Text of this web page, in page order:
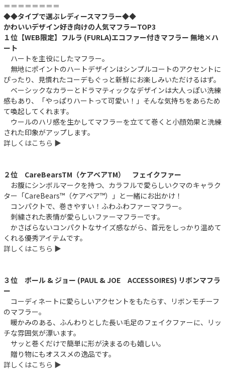
＝＝＝＝＝＝＝＝
◆◆タイプで選ぶレディースマフラー◆◆
かわいいデザイン好き向けの人気マフラーTOP3
１位【WEB限定】フルラ (FURLA)エコファー付きマフラー 無地×ハ
ート
ハートを主役にしたマフラー。
無地にポイントのハートデザインはシンプルコートのアクセントに
ぴったり、見慣れたコーデもぐっと新鮮にお楽しみいただけるはず。
ベーシックなカラーとドラマティックなデザインは大人っぽい洗練
感もあり、「やっぱりハートって可愛い！」そんな気持ちをあらため
て喚起してくれます。
ウールのハリ感を生かしてマフラーを立てて巻くと小顔効果と洗練
された印象がアップします。
詳しくはこちら ▶︎
２位 CareBearsTM（ケアベアTM） フェイクファー
お腹にシンボルマークを持つ、カラフルで愛らしいクマのキャラク
ター「CareBears™（ケアベア™）」と一緒にお出かけ！
コンパクトで、巻きやすい！ふわふわファーマフラー。
刺繍された表情が愛らしいファーマフラーです。
かさばらないコンパクトなサイズ感ながら、首元をしっかり温めて
くれる優秀アイテムです。
詳しくはこちら ▶︎
３位 ポール & ジョー (PAUL & JOE ACCESSOIRES) リボンマフラ
ー
コーディネートに愛らしいアクセントをもたらす、リボンモチーフ
のマフラー。
暖かみのある、ふんわりとした長い毛足のフェイクファーに、リッ
チな雰囲気が漂います。
サッと巻くだけで簡単に形が決まるのも嬉しい。
贈り物にもオススメの逸品です。
詳しくはこちら ▶︎